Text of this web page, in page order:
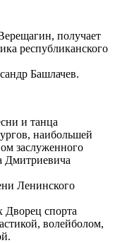
получает
республиканского
Башлачев.
и танца
наибольшей
заслуженного
Дмитриевича
Ленинского
Дворец спорта
волейболом,